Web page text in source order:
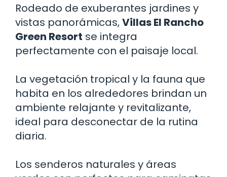
Rodeado de exuberantes jardines y
vistas panorámicas,Villas El Rancho
Green Resort se integra
perfectamente con el paisaje local.
La vegetación tropical y la fauna que
habita en los alrededores brindan un
ambiente relajante y revitalizante,
ideal para desconectar de la rutina
diaria.
Los senderos naturales y áreas